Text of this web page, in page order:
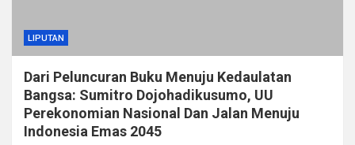
LIPUTAN
Dari Peluncuran Buku Menuju Kedaulatan
Bangsa: Sumitro Dojohadikusumo, UU
Perekonomian Nasional Dan Jalan Menuju
Indonesia Emas 2045